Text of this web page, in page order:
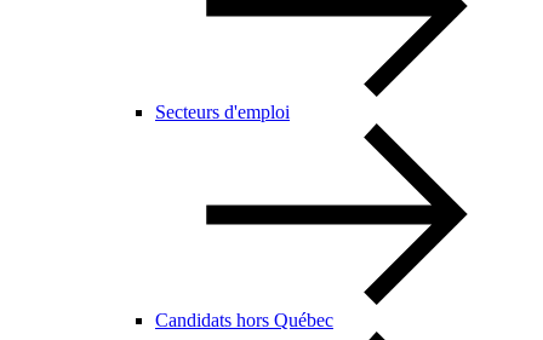
Secteurs d'emploi
Candidats hors Québec